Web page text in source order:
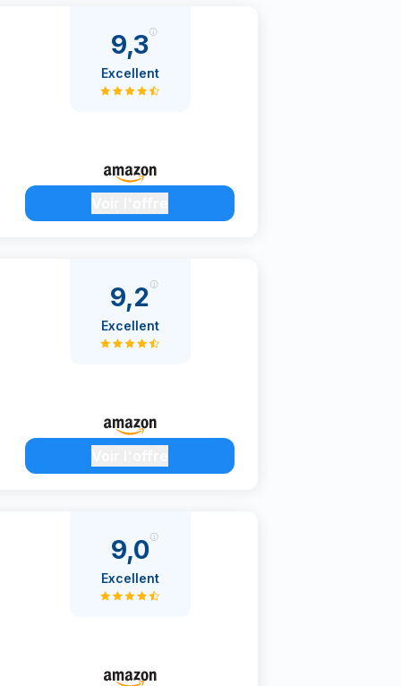
9,3
Excellent
9,2
Excellent
9,0
Excellent